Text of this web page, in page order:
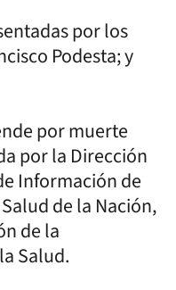
por los
Podesta; y
por muerte
por la Dirección
Información de
de la Nación,
de la
Salud.